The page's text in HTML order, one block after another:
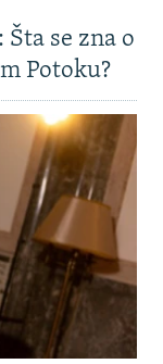
se zna o
Potoku?